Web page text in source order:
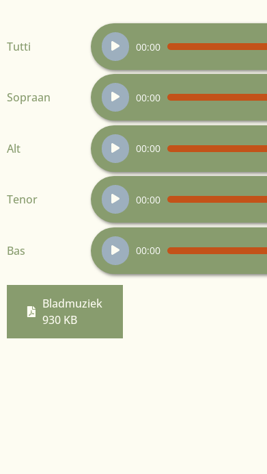
Tutti
Audiospeler
00:00
Sopraan
Audiospeler
00:00
Alt
Audiospeler
00:00
Tenor
Audiospeler
00:00
Bas
Audiospeler
00:00
Bladmuziek
930 KB